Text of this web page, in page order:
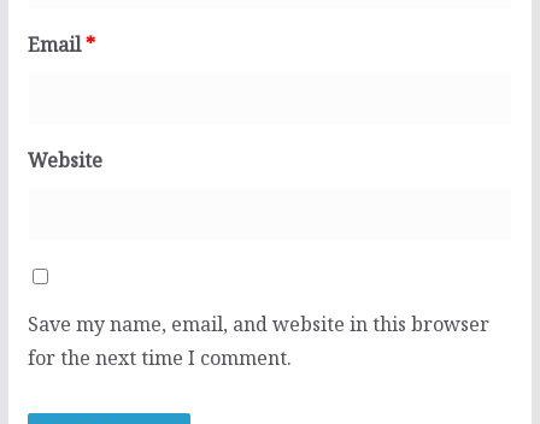
Email*
Website
Save my name, email, and website in this browser
for the next time I comment.